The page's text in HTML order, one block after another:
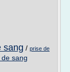
sang / prise de
sang